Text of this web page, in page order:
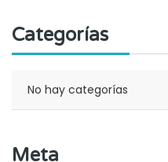
Categorías
No hay categorías
Meta